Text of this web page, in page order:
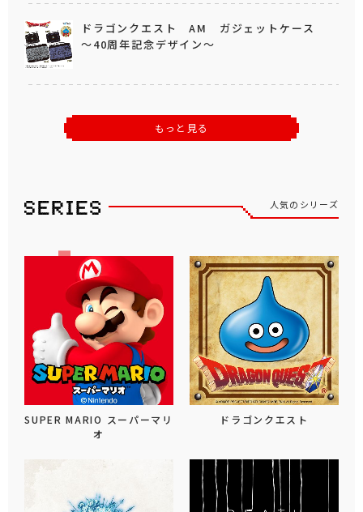
ドラゴンクエスト AM ガジェットケース
～40周年記念デザイン～
もっと見る
人気のシリーズ
SUPER MARIO スーパーマリ
オ
ドラゴンクエスト